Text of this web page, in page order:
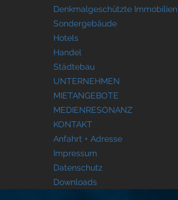
Denkmalgeschützte Immobilien
Sondergebäude
Hotels
Handel
Städtebau
UNTERNEHMEN
MIETANGEBOTE
MEDIENRESONANZ
KONTAKT
Anfahrt + Adresse
Impressum
Datenschutz
Downloads